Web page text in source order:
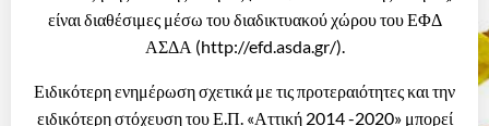
είναι διαθέσιμες μέσω του διαδικτυακού χώρου του ΕΦΔ
ΑΣΔΑ (http://efd.asda.gr/).
Ειδικότερη ενημέρωση σχετικά με τις προτεραιότητες και την
ειδικότερη στόχευση του Ε.Π. «Αττική 2014 -2020» μπορεί